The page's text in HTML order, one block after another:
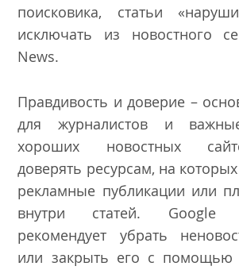
поисковика, статьи
исключать из новостного
News.
Правдивость и доверие –
для журналистов и
хороших новостных
доверять ресурсам, на
рекламные публикации или
внутри статей. Google
рекомендует убрать
или закрыть его с помощью